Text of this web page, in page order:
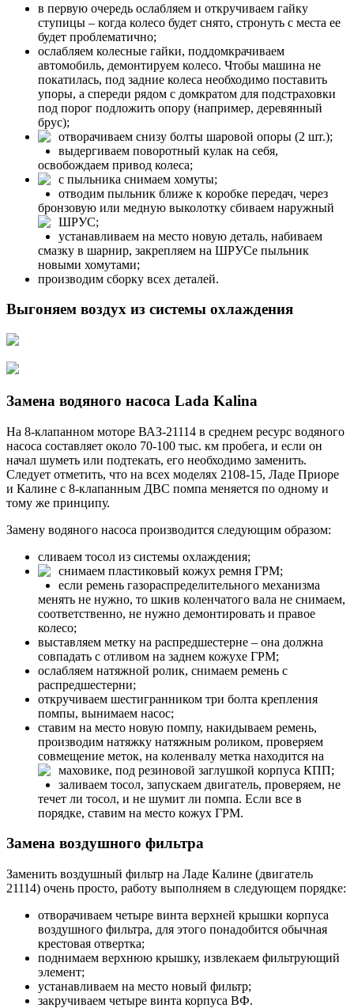
в первую очередь ослабляем и откручиваем гайку
ступицы – когда колесо будет снято, стронуть с места ее
будет проблематично;
ослабляем колесные гайки, поддомкрачиваем
автомобиль, демонтируем колесо. Чтобы машина не
покатилась, под задние колеса необходимо поставить
упоры, а спереди рядом с домкратом для подстраховки
под порог подложить опору (например, деревянный
брус);
отворачиваем снизу болты шаровой опоры (2 шт.);
выдергиваем поворотный кулак на себя,
освобождаем привод колеса;
с пыльника снимаем хомуты;
отводим пыльник ближе к коробке передач, через
бронзовую или медную выколотку сбиваем наружный
ШРУС;
устанавливаем на место новую деталь, набиваем
смазку в шарнир, закрепляем на ШРУСе пыльник
новыми хомутами;
производим сборку всех деталей.
Выгоняем воздух из системы охлаждения
Замена водяного насоса Lada Kalina
На 8-клапанном моторе ВАЗ-21114 в среднем ресурс водяного
насоса составляет около 70-100 тыс. км пробега, и если он
начал шуметь или подтекать, его необходимо заменить.
Следует отметить, что на всех моделях 2108-15, Ладе Приоре
и Калине с 8-клапанным ДВС помпа меняется по одному и
тому же принципу.
Замену водяного насоса производится следующим образом:
сливаем тосол из системы охлаждения;
снимаем пластиковый кожух ремня ГРМ;
если ремень газораспределительного механизма
менять не нужно, то шкив коленчатого вала не снимаем,
соответственно, не нужно демонтировать и правое
колесо;
выставляем метку на распредшестерне – она должна
совпадать с отливом на заднем кожухе ГРМ;
ослабляем натяжной ролик, снимаем ремень с
распредшестерни;
откручиваем шестигранником три болта крепления
помпы, вынимаем насос;
ставим на место новую помпу, накидываем ремень,
производим натяжку натяжным роликом, проверяем
совмещение меток, на коленвалу метка находится на
маховике, под резиновой заглушкой корпуса КПП;
заливаем тосол, запускаем двигатель, проверяем, не
течет ли тосол, и не шумит ли помпа. Если все в
порядке, ставим на место кожух ГРМ.
Замена воздушного фильтра
Заменить воздушный фильтр на Ладе Калине (двигатель
21114) очень просто, работу выполняем в следующем порядке:
отворачиваем четыре винта верхней крышки корпуса
воздушного фильтра, для этого понадобится обычная
крестовая отвертка;
поднимаем верхнюю крышку, извлекаем фильтрующий
элемент;
устанавливаем на место новый фильтр;
закручиваем четыре винта корпуса ВФ.